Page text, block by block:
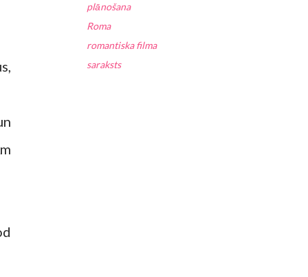
plānošana
Roma
romantiska filma
saraksts